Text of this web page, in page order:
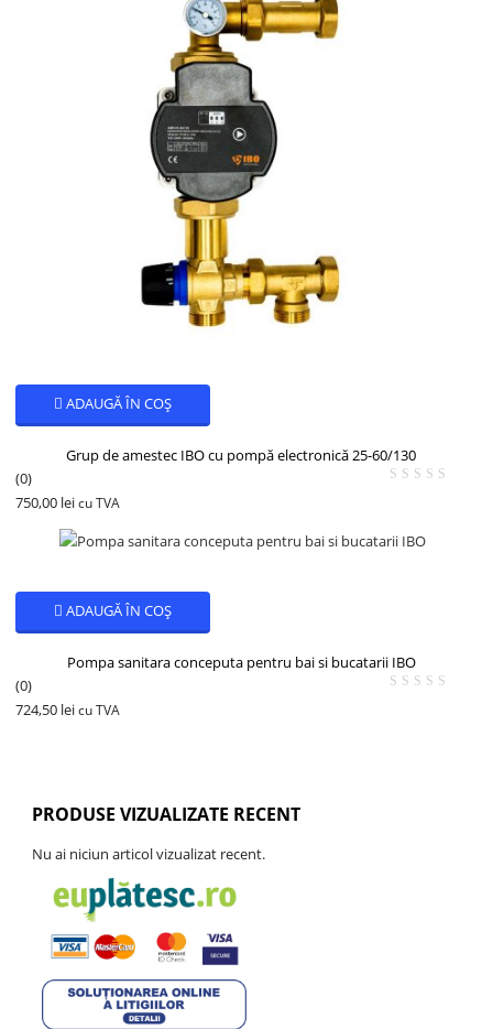
ADAUGĂ ÎN COȘ
Grup de amestec IBO cu pompă electronică 25-60/130
(0)
750,00 lei cu TVA
ADAUGĂ ÎN COȘ
Pompa sanitara conceputa pentru bai si bucatarii IBO
(0)
724,50 lei cu TVA
PRODUSE VIZUALIZATE RECENT
Nu ai niciun articol vizualizat recent.